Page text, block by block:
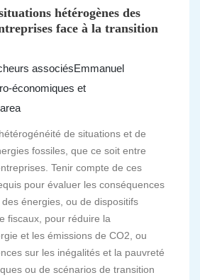
hétérogènes des
face à la transition
associésEmmanuel
économiques et
de situations et de
fossiles, que ce soit entre
Tenir compte de ces
pour évaluer les conséquences
énergies, ou de dispositifs
fiscaux, pour réduire la
et les émissions de CO2, ou
sur les inégalités et la pauvreté
ou de scénarios de transition